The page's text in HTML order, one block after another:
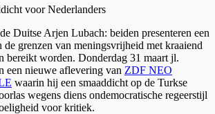
voor Nederlanders
Duitse Arjen Lubach: beiden presenteren een
grenzen van meningsvrijheid met kraaiend
bereikt worden. Donderdag 31 maart jl.
een nieuwe aflevering van ZDF NEO
waarin hij een smaaddicht op de Turkse
wegens diens ondemocratische regeerstijl
voor kritiek.